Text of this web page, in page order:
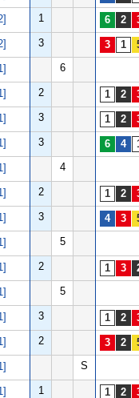
1
3
6
2
3
3
4
2
3
5
2
5
3
2
S
1